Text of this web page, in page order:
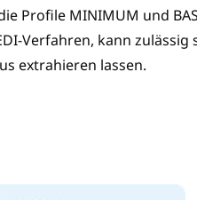
Profile MINIMUM und
Verfahren, kann zulässig
extrahieren lassen.